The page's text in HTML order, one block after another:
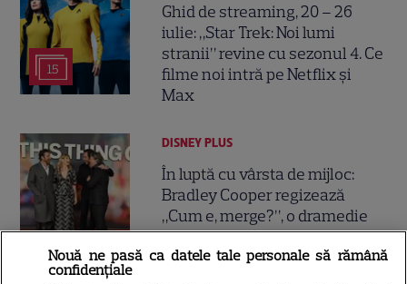
15
Ghid de streaming, 20 – 26
iulie: „Star Trek: Noi lumi
stranii” revine cu sezonul 4. Ce
filme noi intră pe Netflix și
Max
DISNEY PLUS
În luptă cu vârsta de mijloc:
Bradley Cooper regizează
„Cum e, merge?”, o dramedie
sinceră despre divorț și
regăsire pe Disney+
Nouă ne pasă ca datele tale personale să rămână
confidențiale